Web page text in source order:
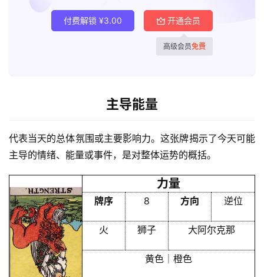
首
页
黄
历
付费解锁 ¥3.00 开通会员
高级会员免费
主导能量
代表当天的总体氛围或主要影响力。这张牌揭示了今天可能
主导的情绪、能量或事件，是对整体运势的概括。
力量
牌序 8 方向 逆位
火 狮子 大阿尔克那
黄色｜橙色